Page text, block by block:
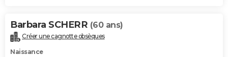
Barbara SCHERR (60 ans)
Créer une cagnotte obsèques
Naissance